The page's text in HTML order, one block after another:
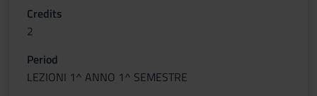
Credits
2
Period
LEZIONI 1^ ANNO 1^ SEMESTRE